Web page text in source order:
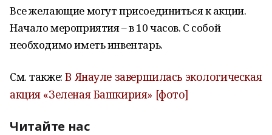
Все желающие могут присоединиться к акции.
Начало мероприятия – в 10 часов. С собой
необходимо иметь инвентарь.
См. также:В Янауле завершилась экологическая
акция «Зеленая Башкирия» [фото]
Читайте нас